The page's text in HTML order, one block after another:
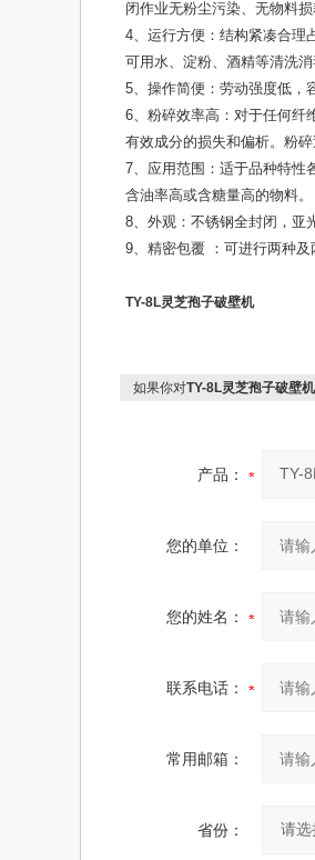
闭作业无粉尘污染、无物料损
4、运行方便：结构紧凑合理
可用水、淀粉、酒精等清洗
5、操作简便：劳动强度低，
6、 粉碎效率高：对于任何纤
有效成分的损失和偏析。粉
7、应用范围：适于品种特性
含油率高或含糖量高的物料。
8、外观：不锈钢全封闭，亚
9、精密包覆 ：可进行两种及
TY-8L灵芝孢子破壁机
如果你对TY-8L灵芝孢子破壁
产品：
您的单位：
您的姓名：
联系电话：
常用邮箱：
省份：